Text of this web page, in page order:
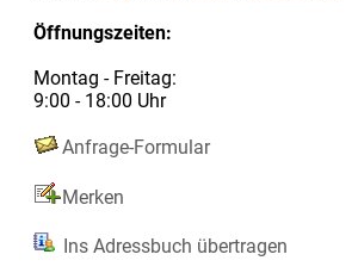
Öffnungszeiten:
Montag - Freitag:
9:00 - 18:00 Uhr
Anfrage-Formular
Merken
Ins Adressbuch übertragen